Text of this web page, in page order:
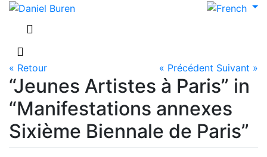
« Retour « Précédent Suivant »
“Jeunes Artistes à Paris” in
“Manifestations annexes
Sixième Biennale de Paris”